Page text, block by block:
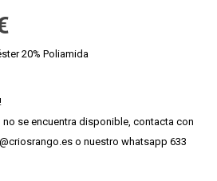
El
precio
26,59€.
20% Poliamida
no se encuentra disponible, contacta con
o nuestro whatsapp 633